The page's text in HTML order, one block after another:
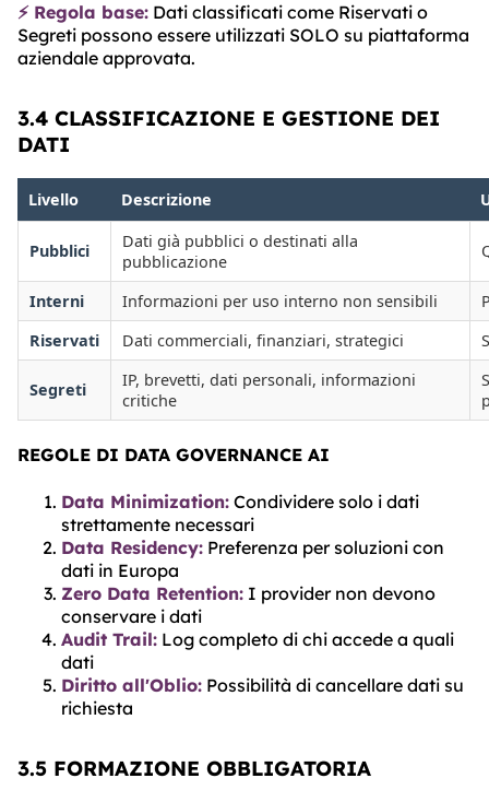
⚡ Regola base: Dati classificati come Riservati o
Segreti possono essere utilizzati SOLO su piattaforma
aziendale approvata.
3.4 CLASSIFICAZIONE E GESTIONE DEI
DATI
Livello Descrizione
Pubblici
Dati già pubblici o destinati alla
pubblicazione
Interni Informazioni per uso interno non sensibili
Riservati
Dati commerciali, finanziari, strategici
Segreti
IP, brevetti, dati personali, informazioni
critiche
REGOLE DI DATA GOVERNANCE AI
Data Minimization: Condividere solo i dati
strettamente necessari
Data Residency: Preferenza per soluzioni con
dati in Europa
Zero Data Retention: I provider non devono
conservare i dati
Audit Trail: Log completo di chi accede a quali
dati
Diritto all'Oblio: Possibilità di cancellare dati su
richiesta
3.5 FORMAZIONE OBBLIGATORIA